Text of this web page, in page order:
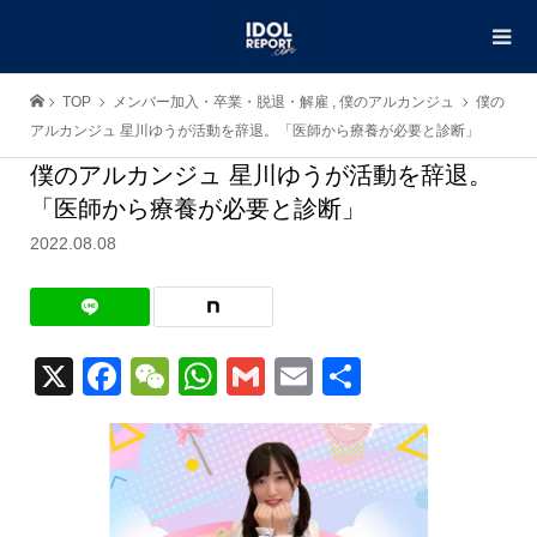
TOP メンバー加入・卒業・脱退・解雇 , 僕のアルカンジュ
僕の
アルカンジュ 星川ゆうが活動を辞退。「医師から療養が必要と診断」
僕のアルカンジュ 星川ゆうが活動を辞退。
「医師から療養が必要と診断」
2022.08.08
X Facebook
WeChat
WhatsApp
GmailEmail
有